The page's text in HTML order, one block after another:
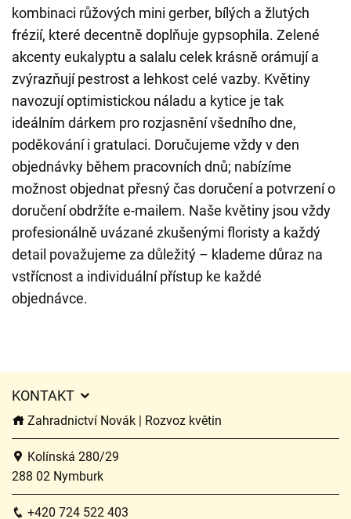
kombinaci růžových mini gerber, bílých a žlutých
frézií, které decentně doplňuje gypsophila. Zelené
akcenty eukalyptu a salalu celek krásně orámují a
zvýrazňují pestrost a lehkost celé vazby. Květiny
navozují optimistickou náladu a kytice je tak
ideálním dárkem pro rozjasnění všedního dne,
poděkování i gratulaci. Doručujeme vždy v den
objednávky během pracovních dnů; nabízíme
možnost objednat přesný čas doručení a potvrzení o
doručení obdržíte e-mailem. Naše květiny jsou vždy
profesionálně uvázané zkušenými floristy a každý
detail považujeme za důležitý – klademe důraz na
vstřícnost a individuální přístup ke každé
objednávce.
KONTAKT
Zahradnictví Novák | Rozvoz květin
Kolínská 280/29
288 02 Nymburk
+420 724 522 403